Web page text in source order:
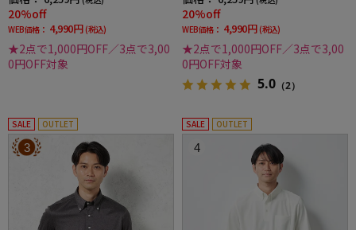
20%off
WEB価格： 4,990円 (税込)
★2点で1,000円OFF／3点で3,00
0円OFF対象
20%off
WEB価格： 4,990円 (税込)
★2点で1,000円OFF／3点で3,00
0円OFF対象
5.0 （2）
SALE OUTLET
3
SALE OUTLET
4